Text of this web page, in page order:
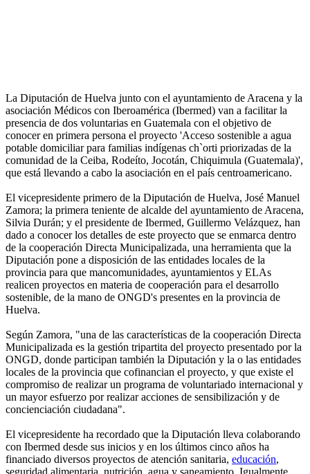
La Diputación de Huelva junto con el ayuntamiento de Aracena y la
asociación Médicos con Iberoamérica (Ibermed) van a facilitar la
presencia de dos voluntarias en Guatemala con el objetivo de
conocer en primera persona el proyecto 'Acceso sostenible a agua
potable domiciliar para familias indígenas ch`orti priorizadas de la
comunidad de la Ceiba, Rodeíto, Jocotán, Chiquimula (Guatemala)',
que está llevando a cabo la asociación en el país centroamericano.
El vicepresidente primero de la Diputación de Huelva, José Manuel
Zamora; la primera teniente de alcalde del ayuntamiento de Aracena,
Silvia Durán; y el presidente de Ibermed, Guillermo Velázquez, han
dado a conocer los detalles de este proyecto que se enmarca dentro
de la cooperación Directa Municipalizada, una herramienta que la
Diputación pone a disposición de las entidades locales de la
provincia para que mancomunidades, ayuntamientos y ELAs
realicen proyectos en materia de cooperación para el desarrollo
sostenible, de la mano de ONGD's presentes en la provincia de
Huelva.
Según Zamora, "una de las características de la cooperación Directa
Municipalizada es la gestión tripartita del proyecto presentado por la
ONGD, donde participan también la Diputación y la o las entidades
locales de la provincia que cofinancian el proyecto, y que existe el
compromiso de realizar un programa de voluntariado internacional y
un mayor esfuerzo por realizar acciones de sensibilización y de
concienciación ciudadana".
El vicepresidente ha recordado que la Diputación lleva colaborando
con Ibermed desde sus inicios y en los últimos cinco años ha
financiado diversos proyectos de atención sanitaria, educación,